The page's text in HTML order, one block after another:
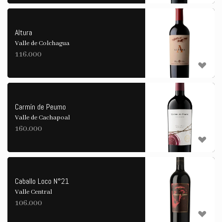
Altura
Valle de Colchagua
116.000
Carmín de Peumo
Valle de Cachapoal
160.000
Caballo Loco N°21
Valle Central
106.000